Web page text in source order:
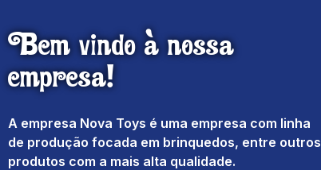
Bem vindo à nossa
empresa!
A empresa Nova Toys é uma empresa com linha
de produção focada em brinquedos, entre outros
produtos com a mais alta qualidade.